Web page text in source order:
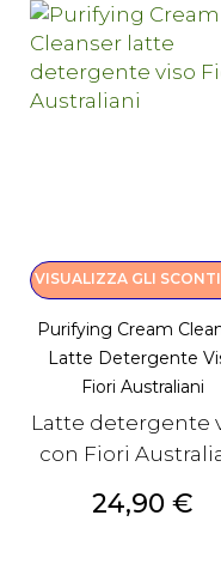
VISUALIZZA GLI SCONTI
Purifying Cream
Latte Detergente
Fiori Australiani
Latte detergente
con Fiori
Prezzo
24,90 €